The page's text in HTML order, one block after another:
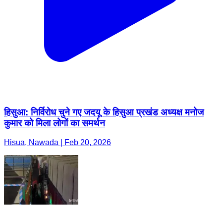
हिसुआ: निर्विरोध चुने गए जदयू के हिसुआ प्रखंड अध्यक्ष मनोज
कुमार को मिला लोगों का समर्थन
Hisua, Nawada | Feb 20, 2026